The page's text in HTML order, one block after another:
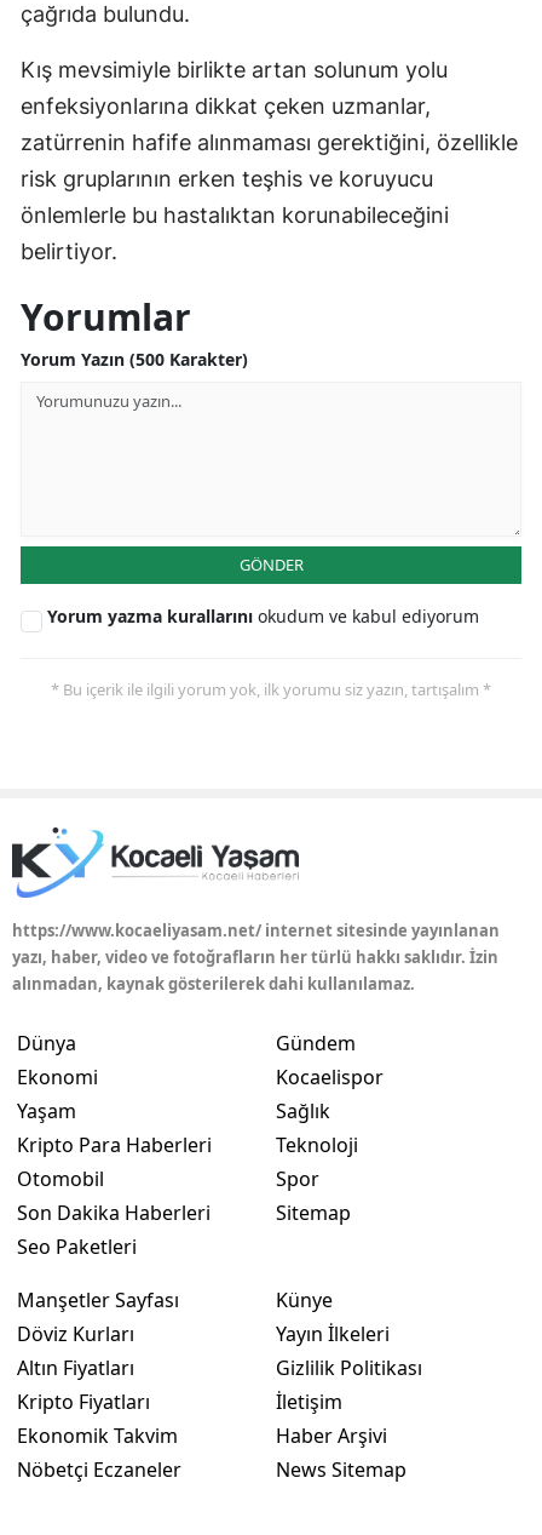
çağrıda bulundu.
Kış mevsimiyle birlikte artan solunum yolu
enfeksiyonlarına dikkat çeken uzmanlar,
zatürrenin hafife alınmaması gerektiğini, özellikle
risk gruplarının erken teşhis ve koruyucu
önlemlerle bu hastalıktan korunabileceğini
belirtiyor.
Yorumlar
Yorum Yazın (500 Karakter)
GÖNDER
Yorum yazma kurallarını okudum ve kabul ediyorum
* Bu içerik ile ilgili yorum yok, ilk yorumu siz yazın, tartışalım *
https://www.kocaeliyasam.net/ internet sitesinde yayınlanan
yazı, haber, video ve fotoğrafların her türlü hakkı saklıdır. İzin
alınmadan, kaynak gösterilerek dahi kullanılamaz.
Dünya
Ekonomi
Yaşam
Kripto Para Haberleri
Otomobil
Son Dakika Haberleri
Seo Paketleri
Gündem
Kocaelispor
Sağlık
Teknoloji
Spor
Sitemap
Manşetler Sayfası
Döviz Kurları
Altın Fiyatları
Kripto Fiyatları
Ekonomik Takvim
Nöbetçi Eczaneler
Künye
Yayın İlkeleri
Gizlilik Politikası
İletişim
Haber Arşivi
News Sitemap